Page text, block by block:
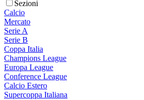
Sezioni
Calcio
Mercato
Serie A
Serie B
Coppa Italia
Champions League
Europa League
Conference League
Calcio Estero
Supercoppa Italiana